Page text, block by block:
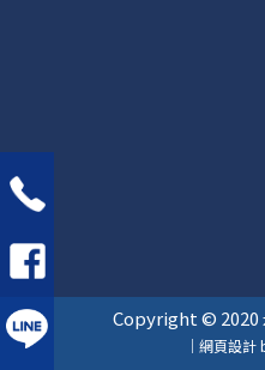
Copyright © 2020
｜網頁設